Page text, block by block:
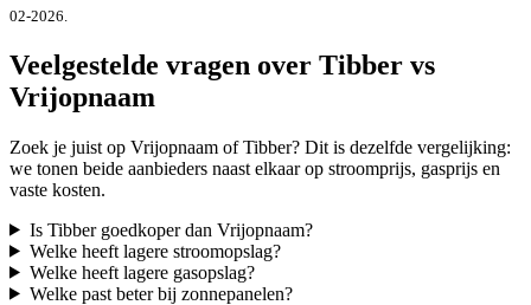
02-2026.
Veelgestelde vragen over Tibber vs
Vrijopnaam
Zoek je juist op Vrijopnaam of Tibber? Dit is dezelfde vergelijking:
we tonen beide aanbieders naast elkaar op stroomprijs, gasprijs en
vaste kosten.
Is Tibber goedkoper dan Vrijopnaam?
Welke heeft lagere stroomopslag?
Welke heeft lagere gasopslag?
Welke past beter bij zonnepanelen?